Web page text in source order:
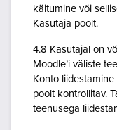
käitumine või
Kasutaja poolt.
4.8 Kasutajal on
Moodle’i väliste
Konto
poolt kontrollitav.
teenusega